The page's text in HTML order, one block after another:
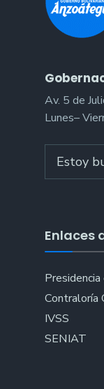
Av. 5 de
Lunes–
Enlaces
Contraloría
IVSS
SENIAT